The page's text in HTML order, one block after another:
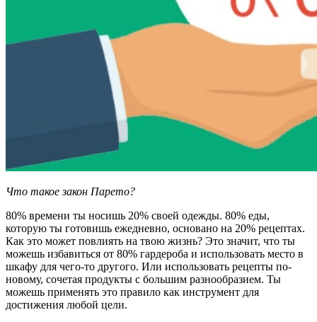
Что такое закон Парето?
80% времени ты носишь 20% своей одежды. 80% еды,
которую ты готовишь ежедневно, основано на 20% рецептах.
Как это может повлиять на твою жизнь? Это значит, что ты
можешь избавиться от 80% гардероба и использовать место в
шкафу для чего-то другого. Или использовать рецепты по-
новому, сочетая продукты с большим разнообразием. Ты
можешь применять это правило как инструмент для
достижения любой цели.